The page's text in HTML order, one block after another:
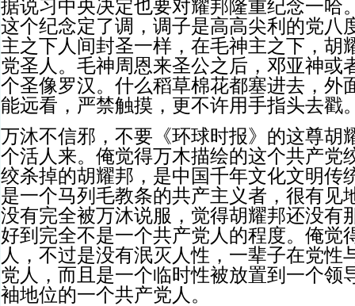
据说习中央决定也要对耀邦隆重纪念一哈
这个纪念定了调，调子是高高尖利的党八
主之下人间封圣一样，在毛神主之下，胡
党圣人。毛神周恩来圣公之后，邓亚神或
个圣像罗汉。什么稻草棉花都塞进去，外
能远看，严禁触摸，更不许用手指头去戳
万沐不信邪，不要《环球时报》的这尊胡
个活人来。俺觉得万木描绘的这个共产党
绞杀掉的胡耀邦，是中国千年文化文明传
是一个马列毛教条的共产主义者，很有见
没有完全被万沐说服，觉得胡耀邦还没有
好到完全不是一个共产党人的程度。俺觉
人，不过是没有泯灭人性，一辈子在党性
党人，而且是一个临时性被放置到一个领
袖地位的一个共产党人。